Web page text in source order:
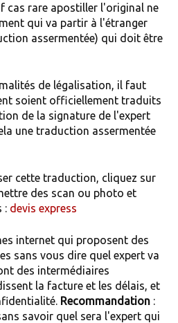
cas rare apostiller l'original ne
qui va partir à l'étranger
assermentée) qui doit être
de légalisation, il faut
soient officiellement traduits
de la signature de l'expert
une traduction assermentée
cette traduction, cliquez sur
des scan ou photo et
: devis express
internet qui proposent des
sans vous dire quel expert va
des intermédiaires
la facture et les délais, et
Recommandation:
savoir quel sera l'expert qui